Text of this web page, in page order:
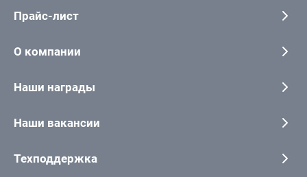
Прайс-лист
О компании
Наши награды
Наши вакансии
Техподдержка